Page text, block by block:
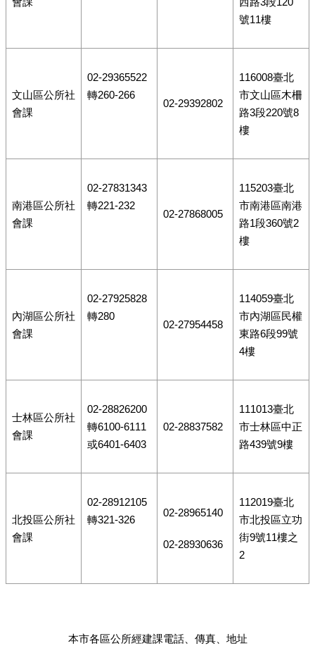
號11樓
文山區公所社
會課
02-29365522
轉260-266
02-29392802
116008臺北
市文山區木柵
路3段220號8
樓
南港區公所社
會課
02-27831343
轉221-232
02-27868005
115203臺北
市南港區南港
路1段360號2
樓
內湖區公所社
會課
02-27925828
轉280
02-27954458
114059臺北
市內湖區民權
東路6段99號
4樓
士林區公所社
會課
02-28826200
轉6100-6111
或6401-6403
02-28837582
111013臺北
市士林區中正
路439號9樓
北投區公所社
會課
02-28912105
轉321-326
02-28965140
02-28930636
112019臺北
市北投區立功
街9號11樓之
2
本市各區公所經建課電話、傳真、地址